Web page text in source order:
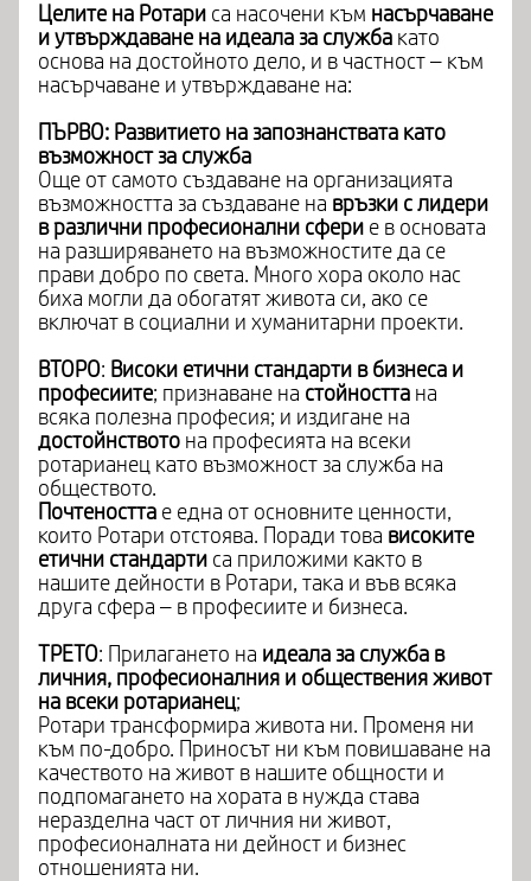
Целите на Ротари са насочени към насърчаване
и утвърждаване на идеала за служба като
основа на достойното дело, и в частност – към
насърчаване и утвърждаване на:
ПЪРВО: Развитието на запознанствата като
възможност за служба
Още от самото създаване на организацията
възможността за създаване на връзки с лидери
в различни професионални сфери е в основата
на разширяването на възможностите да се
прави добро по света. Много хора около нас
биха могли да обогатят живота си, ако се
включат в социални и хуманитарни проекти.
ВТОРО: Високи етични стандарти в бизнеса и
професиите; признаване на стойността на
всяка полезна професия; и издигане на
достойнството на професията на всеки
ротарианец като възможност за служба на
обществото.
Почтеността е една от основните ценности,
които Ротари отстоява. Поради това високите
етични стандарти са приложими както в
нашите дейности в Ротари, така и във всяка
друга сфера – в професиите и бизнеса.
ТРЕТО: Прилагането на идеала за служба в
личния, професионалния и обществения живот
на всеки ротарианец;
Ротари трансформира живота ни. Променя ни
към по-добро. Приносът ни към повишаване на
качеството на живот в нашите общности и
подпомагането на хората в нужда става
неразделна част от личния ни живот,
професионалната ни дейност и бизнес
отношенията ни.